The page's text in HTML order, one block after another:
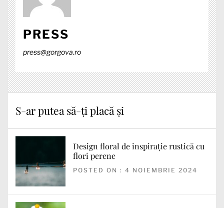
PRESS
press@gorgova.ro
S-ar putea să-ți placă și
Design floral de inspirație rustică cu
flori perene
POSTED ON : 4 NOIEMBRIE 2024